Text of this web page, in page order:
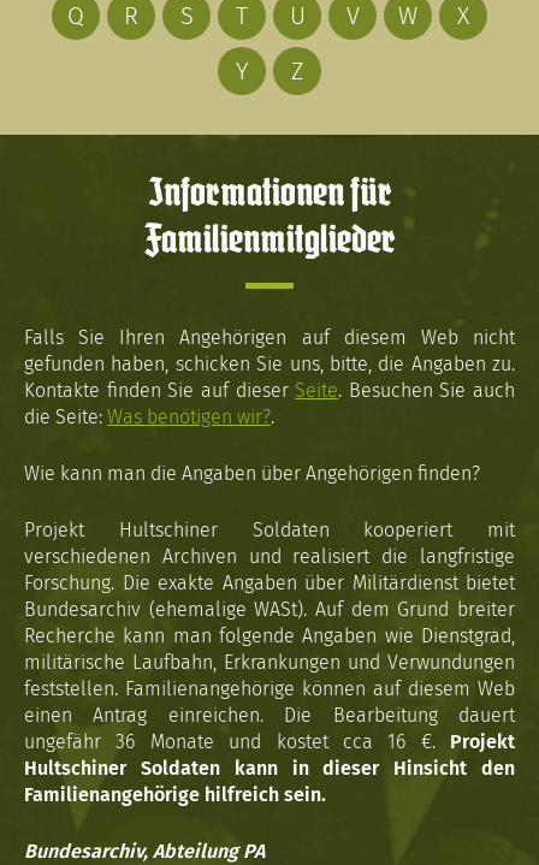
Q
R S T U V W
X
Y
Z
Informationen für
Familienmitglieder
Falls Sie Ihren Angehörigen auf diesem Web nicht
gefunden haben, schicken Sie uns, bitte, die Angaben zu.
Kontakte finden Sie auf dieser Seite. Besuchen Sie auch
die Seite: Was benötigen wir?.
Wie kann man die Angaben über Angehörigen finden?
Projekt Hultschiner Soldaten kooperiert mit
verschiedenen Archiven und realisiert die langfristige
Forschung. Die exakte Angaben über Militärdienst bietet
Bundesarchiv (ehemalige WASt). Auf dem Grund breiter
Recherche kann man folgende Angaben wie Dienstgrad,
militärische Laufbahn, Erkrankungen und Verwundungen
feststellen. Familienangehörige können auf diesem Web
einen Antrag einreichen. Die Bearbeitung dauert
ungefähr 36 Monate und kostet cca 16 €. Projekt
Hultschiner Soldaten kann in dieser Hinsicht den
Familienangehörige hilfreich sein.
Bundesarchiv, Abteilung PA